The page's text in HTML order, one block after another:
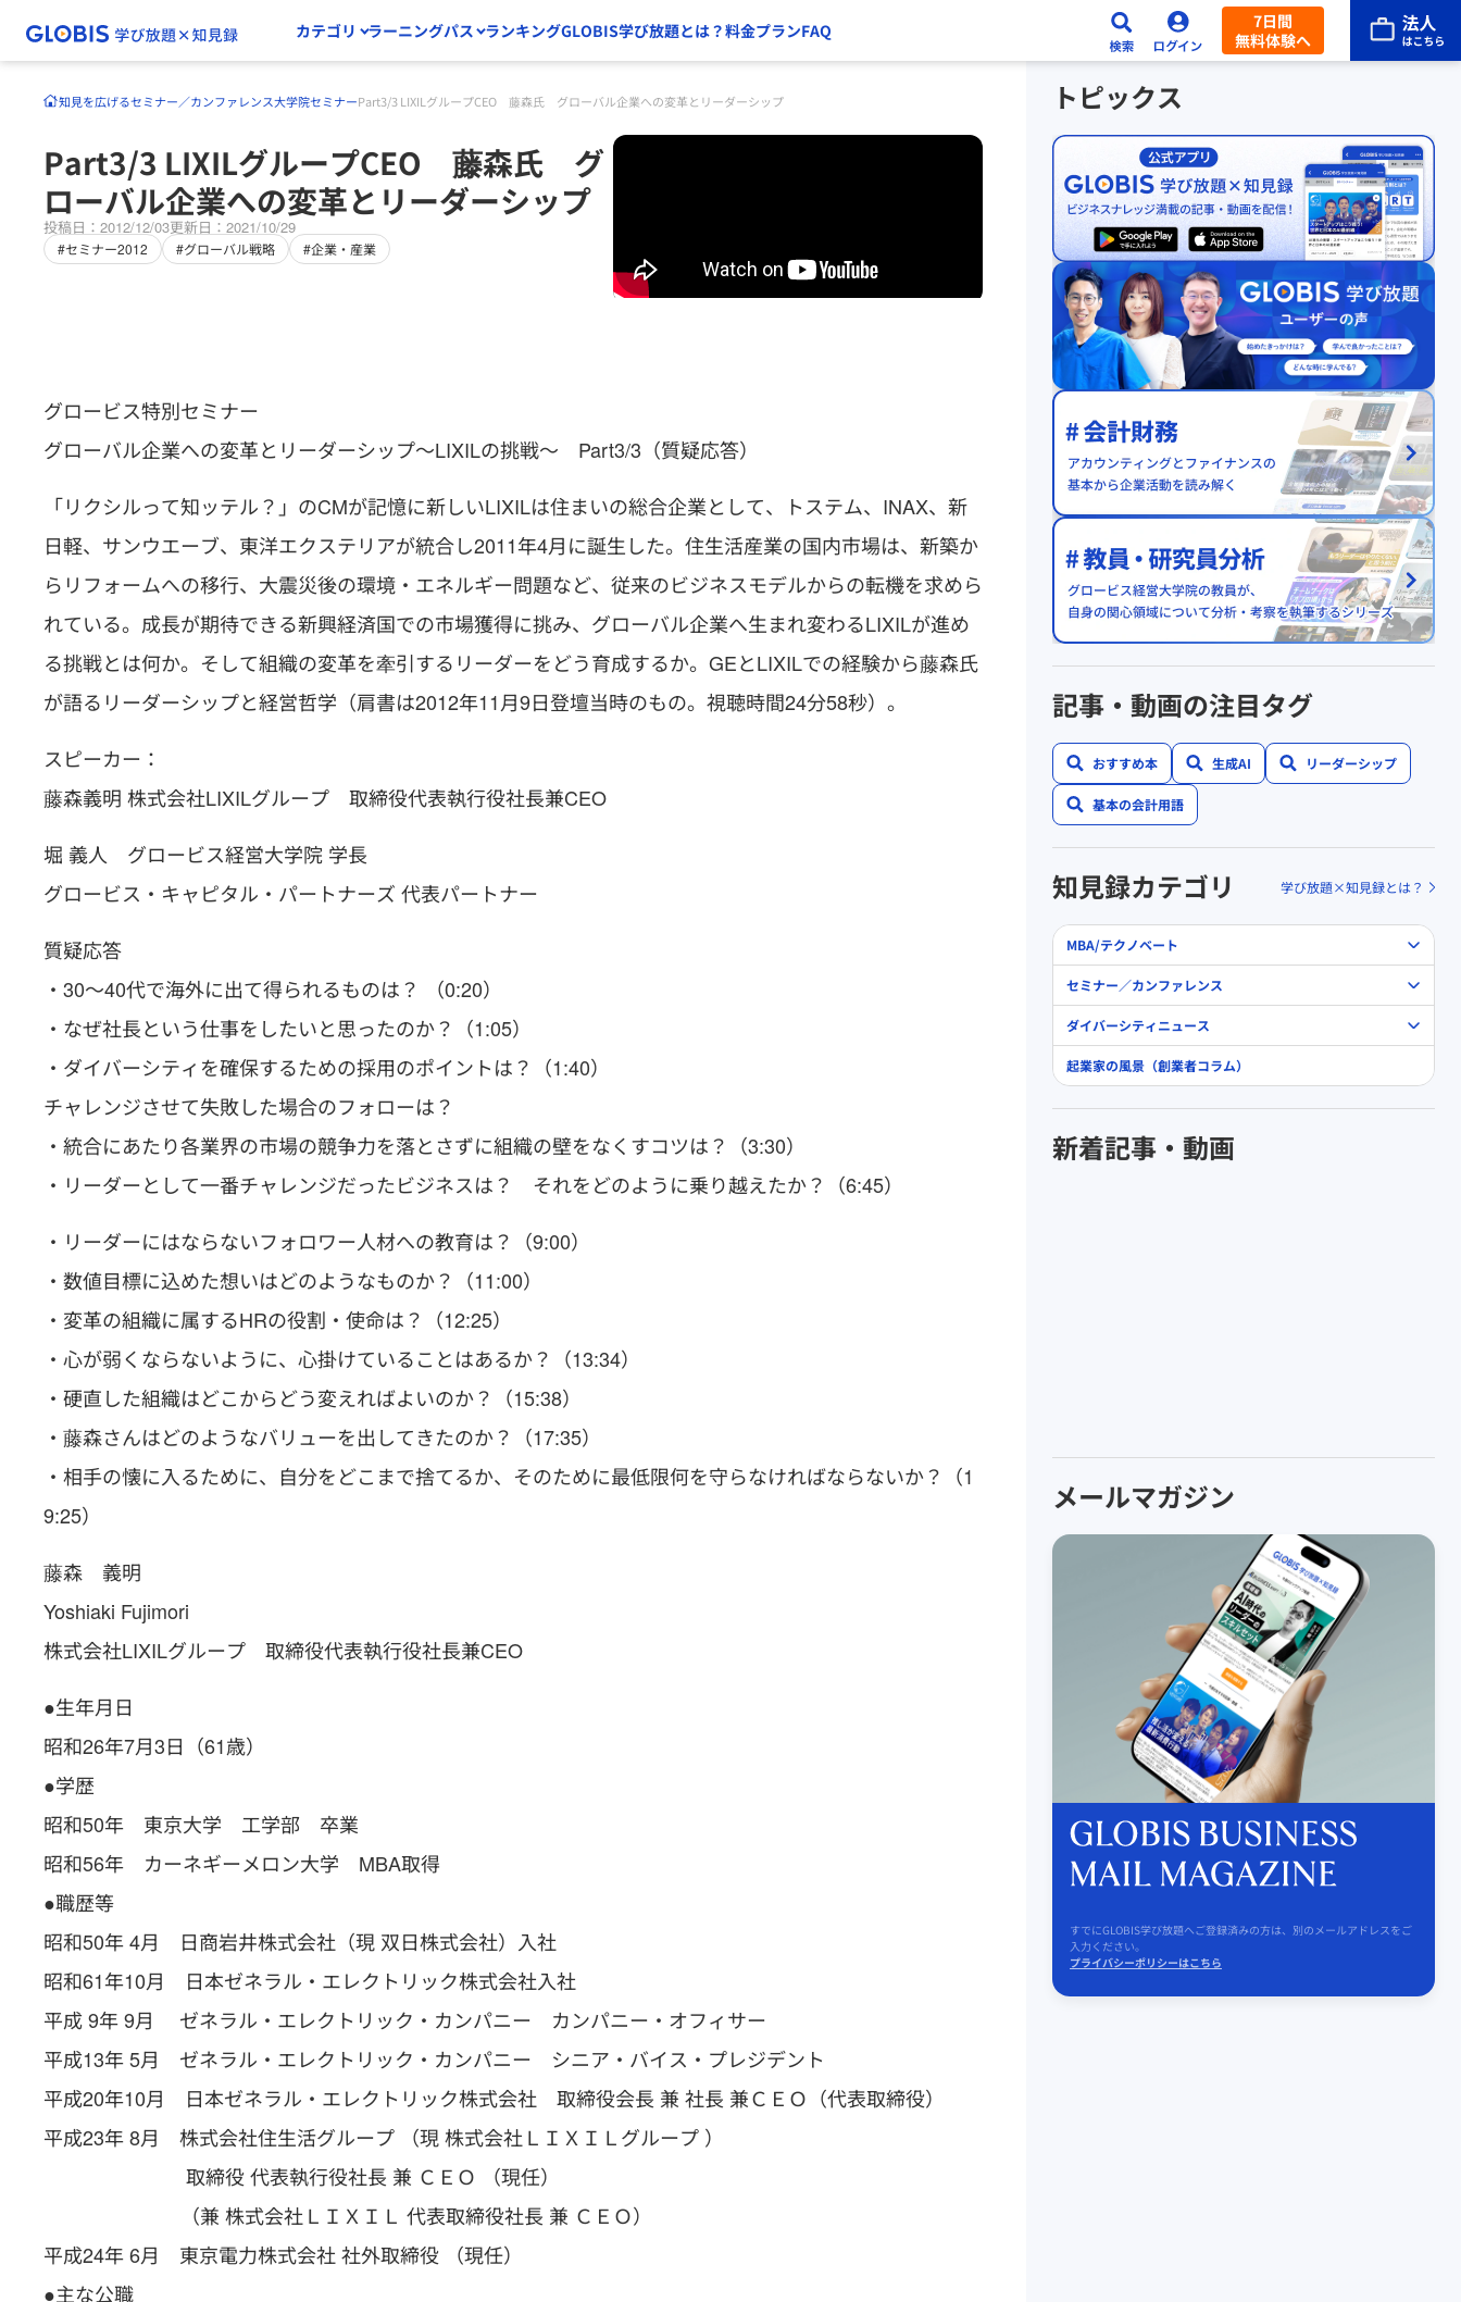
カテゴリ ラーニングパス ランキングGLOBIS学び放題とは？料金プランFAQ
7日間
無料体験へ
知見を広げるセミナー／カンファレンス大学院セミナーPart3/3 LIXILグループCEO 藤森氏 グローバル企業への変革とリーダーシップ
Part3/3 LIXILグループCEO 藤森氏 グ
ローバル企業への変革とリーダーシップ
投稿日：2012/12/03更新日：2021/10/29
#セミナー2012 #グローバル戦略 #企業・産業
グロービス特別セミナー
グローバル企業への変革とリーダーシップ～LIXILの挑戦～ Part3/3（質疑応答）
「リクシルって知ッテル？」のCMが記憶に新しいLIXILは住まいの総合企業として、トステム、INAX、新
日軽、サンウエーブ、東洋エクステリアが統合し2011年4月に誕生した。住生活産業の国内市場は、新築か
らリフォームへの移行、大震災後の環境・エネルギー問題など、従来のビジネスモデルからの転機を求めら
れている。成長が期待できる新興経済国での市場獲得に挑み、グローバル企業へ生まれ変わるLIXILが進め
る挑戦とは何か。そして組織の変革を牽引するリーダーをどう育成するか。GEとLIXILでの経験から藤森氏
が語るリーダーシップと経営哲学（肩書は2012年11月9日登壇当時のもの。視聴時間24分58秒）。
スピーカー：
藤森義明 株式会社LIXILグループ 取締役代表執行役社長兼CEO
堀 義人 グロービス経営大学院 学長
グロービス・キャピタル・パートナーズ 代表パートナー
質疑応答
・30～40代で海外に出て得られるものは？ （0:20）
・なぜ社長という仕事をしたいと思ったのか？（1:05）
・ダイバーシティを確保するための採用のポイントは？（1:40）
チャレンジさせて失敗した場合のフォローは？
・統合にあたり各業界の市場の競争力を落とさずに組織の壁をなくすコツは？（3:30）
・リーダーとして一番チャレンジだったビジネスは？ それをどのように乗り越えたか？（6:45）
・リーダーにはならないフォロワー人材への教育は？（9:00）
・数値目標に込めた想いはどのようなものか？（11:00）
・変革の組織に属するHRの役割・使命は？（12:25）
・心が弱くならないように、心掛けていることはあるか？（13:34）
・硬直した組織はどこからどう変えればよいのか？（15:38）
・藤森さんはどのようなバリューを出してきたのか？（17:35）
・相手の懐に入るために、自分をどこまで捨てるか、そのために最低限何を守らなければならないか？（1
9:25）
藤森 義明
Yoshiaki Fujimori
株式会社LIXILグループ 取締役代表執行役社長兼CEO
●生年月日
昭和26年7月3日（61歳）
●学歴
昭和50年 東京大学 工学部 卒業
昭和56年 カーネギーメロン大学 MBA取得
●職歴等
昭和50年 4月 日商岩井株式会社（現 双日株式会社）入社
昭和61年10月 日本ゼネラル・エレクトリック株式会社入社
平成 9年 9月 ゼネラル・エレクトリック・カンパニー カンパニー・オフィサー
平成13年 5月 ゼネラル・エレクトリック・カンパニー シニア・バイス・プレジデント
平成20年10月 日本ゼネラル・エレクトリック株式会社 取締役会長 兼 社長 兼ＣＥＯ（代表取締役）
平成23年 8月 株式会社住生活グループ （現 株式会社ＬＩＸＩＬグループ ）
取締役 代表執行役社長 兼 ＣＥＯ （現任）
（兼 株式会社ＬＩＸＩＬ 代表取締役社長 兼 ＣＥＯ）
平成24年 6月 東京電力株式会社 社外取締役 （現任）
●主な公職
トピックス
記事・動画の注目タグ
おすすめ本 生成AI リーダーシップ
基本の会計用語
知見録カテゴリ 学び放題×知見録とは？
MBA/テクノベート
セミナー／カンファレンス
ダイバーシティニュース
起業家の風景（創業者コラム）
新着記事・動画
メールマガジン
すでにGLOBIS学び放題へご登録済みの方は、別のメールアドレスをご
入力ください。
プライバシーポリシーはこちら